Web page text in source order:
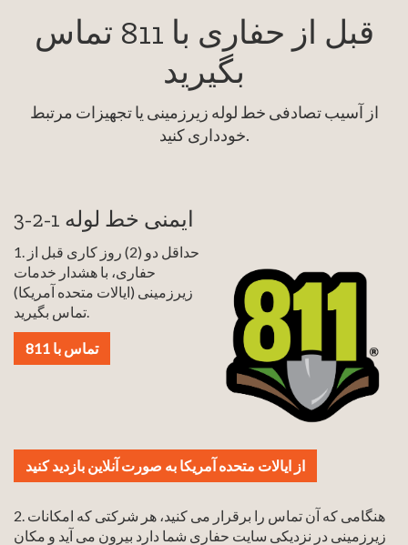
قبل از حفاری با 811 تماس
بگیرید
از آسیب تصادفی خط لوله زیرزمینی یا تجهیزات مرتبط
خودداری کنید.
ایمنی خط لوله 1-2-3
1. حداقل دو (2) روز کاری قبل از
حفاری، با هشدار خدمات
زیرزمینی (ایالات متحده آمریکا)
تماس بگیرید.
تماس با 811
از ایالات متحده آمریکا به صورت آنلاین بازدید کنید
2. هنگامی که آن تماس را برقرار می کنید، هر شرکتی که امکانات
زیرزمینی در نزدیکی سایت حفاری شما دارد بیرون می آید و مکان